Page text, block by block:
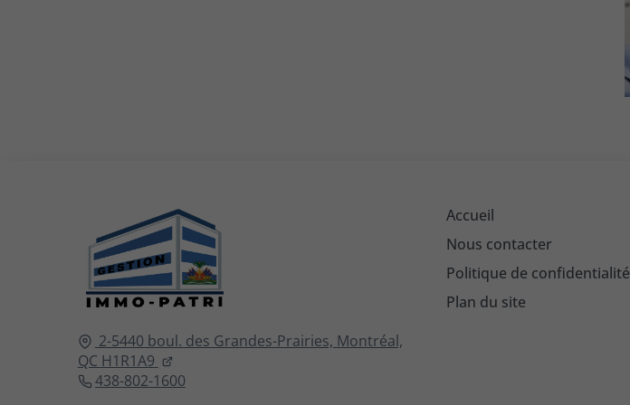
2-5440 boul. des Grandes-Prairies, Montréal,
QC H1R1A9
438-802-1600
Accueil
Nous contacter
Politique de confidentialité
Plan du site